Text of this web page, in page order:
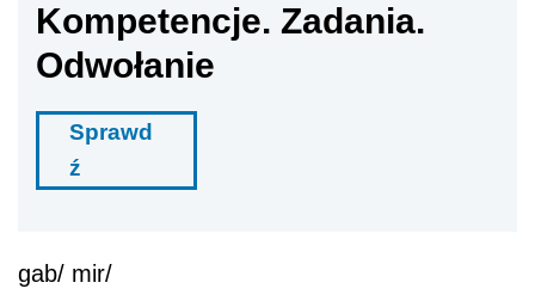
Kompetencje. Zadania.
Odwołanie
Sprawd
ź
gab/ mir/